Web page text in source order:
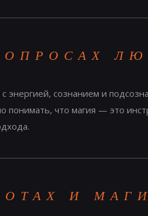
энергией, сознанием и
понимать, что магия — это
И